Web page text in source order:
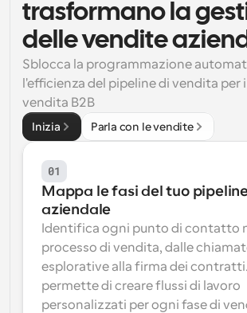
Programmazione potenziata con
supportate dall'IA
Automatizzare la pianificazione e i
Blog
Rimani aggiornato con le ultime
Riunioni Instantanee
Link di Gruppo Dinamico
Prenota senza sforzo riunioni con più
Webhook
Ricevi una notifica quando succede
trasformano la
delle vendite
Sblocca la programmazione
l'efficienza del pipeline di vendita per
vendita B2B
Inizia Parla con le vendite
01
Mappa le fasi del tuo
aziendale
Identifica ogni punto di contatto
processo di vendita, dalle
esplorative alla firma dei
permette di creare flussi di lavoro
personalizzati per ogni fase di